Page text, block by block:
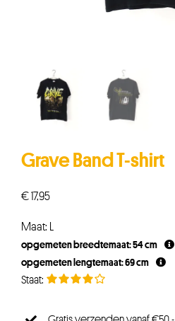
Grave Band T-shirt
€17,95
Maat: L
opgemeten breedtemaat: 54 cm
opgemeten lengtemaat: 69 cm